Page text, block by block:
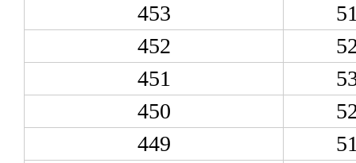
453
452
451
450
449